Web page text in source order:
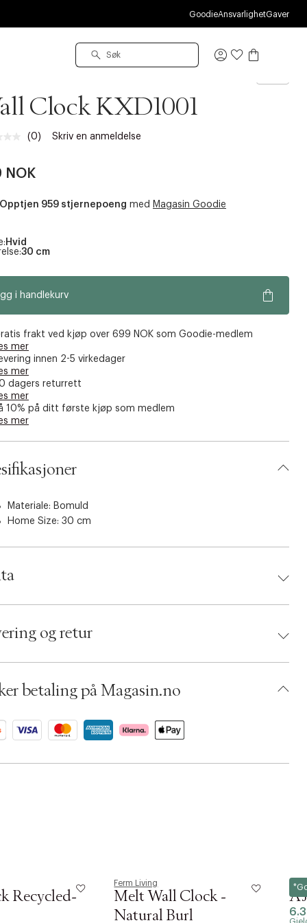
GoodieAnsvarlighetGaver
Logg
Clock KXD1001
Ingen
sidelenke.
(0) Skriv en anmeldelse
NOK
Opptjen 959 stjernepoeng med Magasin Goodie
Hvid
30 cm
i handlekurv
frakt ved kjøp over 699 NOK som Goodie-medlem
mer
innen 2-5 virkedager
mer
dagers returrett
mer
10% på ditt første kjøp som medlem
mer
Materiale: Bomuld
Home Size: 30 cm
5740002746241
0002
og retur
betaling på Magasin.no
Recycled-
Ferm Living
Melt Wall Clock -
Natural Burl